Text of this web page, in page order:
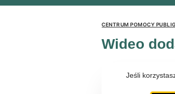
CENTRUM POMOCY
Wideo
Jeśli